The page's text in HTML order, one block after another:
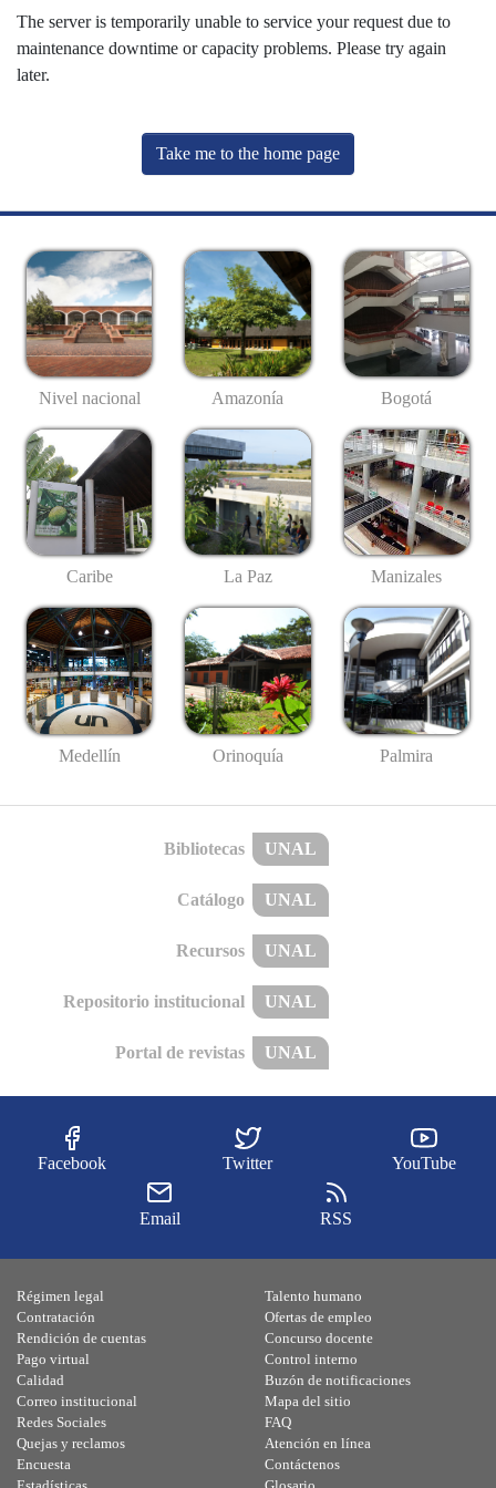
The server is temporarily unable to service your request due to
maintenance downtime or capacity problems. Please try again
later.
Take me to the home page
Nivel nacional Amazonía Bogotá
Caribe La Paz Manizales
Medellín Orinoquía Palmira
Bibliotecas UNAL
Catálogo UNAL
Recursos UNAL
Repositorio institucional UNAL
Portal de revistas UNAL
Facebook Twitter YouTube
Email RSS
Régimen legal
Contratación
Rendición de cuentas
Pago virtual
Calidad
Talento humano
Ofertas de empleo
Concurso docente
Control interno
Buzón de notificaciones
Correo institucional
Redes Sociales
Quejas y reclamos
Encuesta
Mapa del sitio
FAQ
Atención en línea
Contáctenos